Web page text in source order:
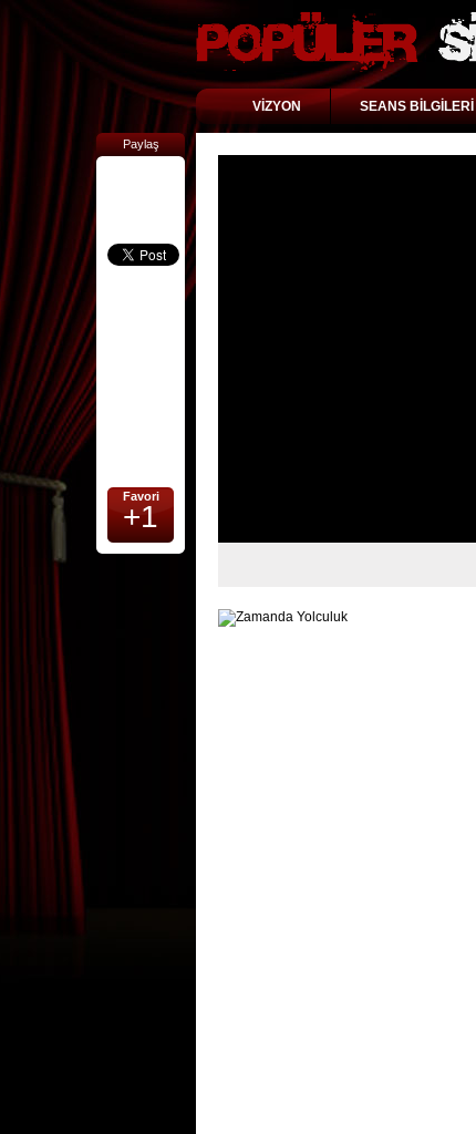
VİZYON SEANS BİLGİLERİ
Paylaş
Favori
+1